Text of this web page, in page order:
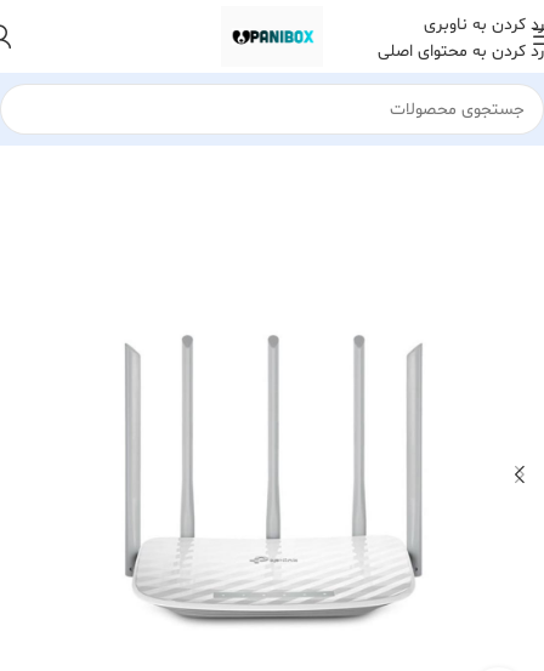
رد کردن به ناوبری
رد کردن به محتوای اصلی
خانه لوازم جانبی کامپیوتر تجهیزات شبکه مودم